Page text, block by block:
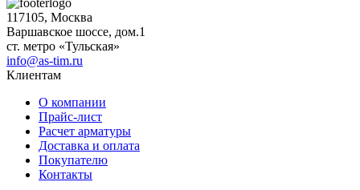
117105, Москва
Варшавское шоссе, дом.1
ст. метро «Тульская»
info@as-tim.ru
Клиентам
О компании
Прайс-лист
Расчет арматуры
Доставка и оплата
Покупателю
Контакты